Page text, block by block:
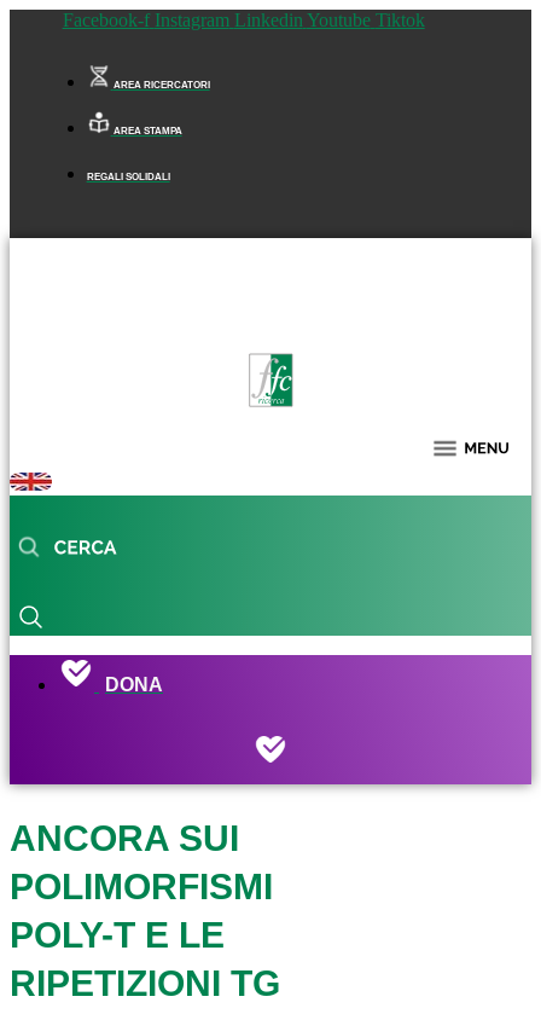
Facebook-f Instagram Linkedin Youtube Tiktok
AREA RICERCATORI
AREA STAMPA
REGALI SOLIDALI
DONA
ANCORA SUI
POLIMORFISMI
POLY-T E LE
RIPETIZIONI TG